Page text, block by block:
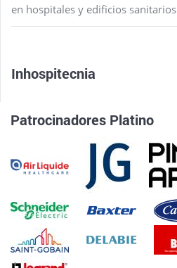
en hospitales y edificios sanitarios
Inhospitecnia
Patrocinadores Platino